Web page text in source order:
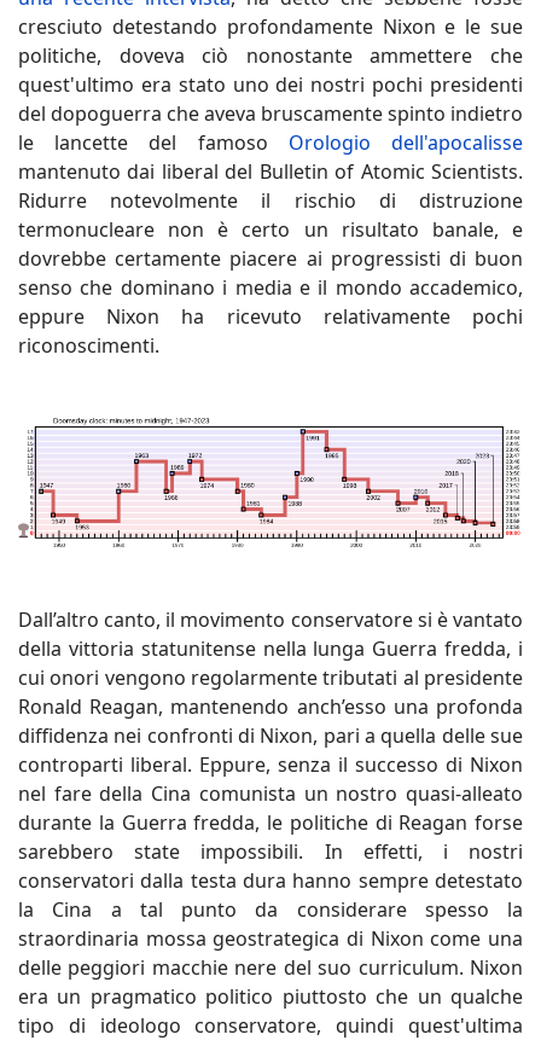
cresciuto detestando profondamente Nixon e le sue
politiche, doveva ciò nonostante ammettere che
quest'ultimo era stato uno dei nostri pochi presidenti
del dopoguerra che aveva bruscamente spinto indietro
le lancette del famoso Orologio dell'apocalisse
mantenuto dai liberal del Bulletin of Atomic Scientists.
Ridurre notevolmente il rischio di distruzione
termonucleare non è certo un risultato banale, e
dovrebbe certamente piacere ai progressisti di buon
senso che dominano i media e il mondo accademico,
eppure Nixon ha ricevuto relativamente pochi
riconoscimenti.
Dall’altro canto, il movimento conservatore si è vantato
della vittoria statunitense nella lunga Guerra fredda, i
cui onori vengono regolarmente tributati al presidente
Ronald Reagan, mantenendo anch’esso una profonda
diffidenza nei confronti di Nixon, pari a quella delle sue
controparti liberal. Eppure, senza il successo di Nixon
nel fare della Cina comunista un nostro quasi-alleato
durante la Guerra fredda, le politiche di Reagan forse
sarebbero state impossibili. In effetti, i nostri
conservatori dalla testa dura hanno sempre detestato
la Cina a tal punto da considerare spesso la
straordinaria mossa geostrategica di Nixon come una
delle peggiori macchie nere del suo curriculum. Nixon
era un pragmatico politico piuttosto che un qualche
tipo di ideologo conservatore, quindi quest'ultima